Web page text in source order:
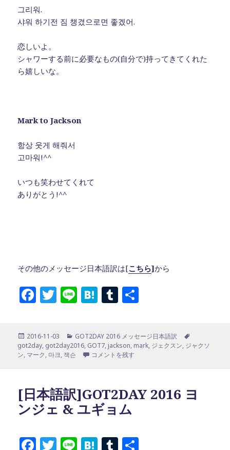
그리워.
샤워 하기전 짐 챙겼으로면 좋겠어.
恋しいよ。
シャワーする前に必要なもの(自分で)持ってきてくれた
ら嬉しいな。
Mark to Jackson
항상 웃게 해줘서
고마워!^^
いつも笑わせてくれて
ありがとう!^^
その他のメッセージ日本語訳は[こちら]から
F
e
b
o
k
T
te
r
Li H
n
a
T
bl
r
投
稿
日:
2016-11-03
カ
テ
ゴ
GOT2DAY 2016 メッセージ日本語訳
グ
got2day, got2day2016, GOT7, jackson, mark, ジェクスン, ジャクソ
ン, マーク, 마크,잭슨 [日本語訳]GOT2DAY 2016 マーク & ジェクスン
コメントを残す
[日本語訳]GOT2DAY 2016 ヨ
ンジェ & ユギョム
F T Li H T